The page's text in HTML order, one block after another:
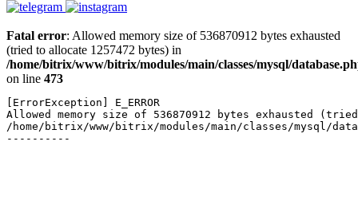
Fatal error: Allowed memory size of 536870912 bytes exhausted
(tried to allocate 1257472 bytes) in
/home/bitrix/www/bitrix/modules/main/classes/mysql/
on line 473
[ErrorException] E_ERROR
Allowed memory size of 536870912 bytes exhausted
/home/bitrix/www/bitrix/modules/main/classes/mysql/